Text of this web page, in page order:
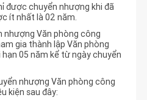
được chuyển nhượng khi đã
ít nhất là 02 năm.
nhượng Văn phòng công
gia thành lập Văn phòng
05 năm kể từ ngày chuyển
nhượng Văn phòng công
kiện sau đây: